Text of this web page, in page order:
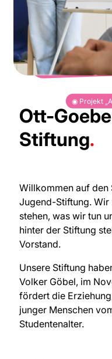
◉ Projekt
Ott-
Stiftung.
Willkommen auf
Jugend-Stiftung. Wir
stehen, was wir tun
hinter der Stiftung
Vorstand.
Unsere Stiftung
Volker Göbel, im
fördert die
junger Menschen
Studentenalter.